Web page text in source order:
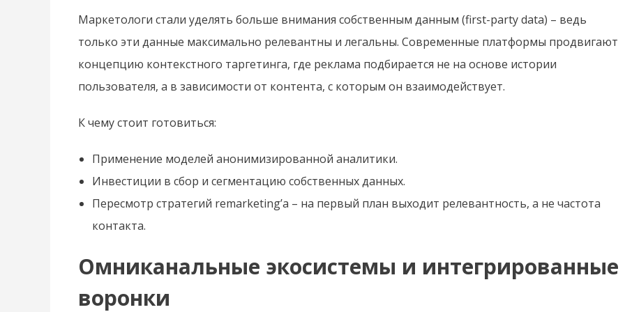
Маркетологи стали уделять больше внимания собственным данным (first-party data) – ведь
только эти данные максимально релевантны и легальны. Современные платформы продвигают
концепцию контекстного таргетинга, где реклама подбирается не на основе истории
пользователя, а в зависимости от контента, с которым он взаимодействует.
К чему стоит готовиться:
Применение моделей анонимизированной аналитики.
Инвестиции в сбор и сегментацию собственных данных.
Пересмотр стратегий remarketing’а – на первый план выходит релевантность, а не частота
контакта.
Омниканальные экосистемы и интегрированные
воронки